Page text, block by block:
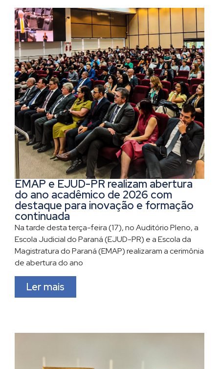
EMAP e EJUD-PR realizam abertura
do ano acadêmico de 2026 com
destaque para inovação e formação
continuada
Na tarde desta terça-feira (17), no Auditório Pleno, a
Escola Judicial do Paraná (EJUD-PR) e a Escola da
Magistratura do Paraná (EMAP) realizaram a cerimônia
de abertura do ano
Ler mais